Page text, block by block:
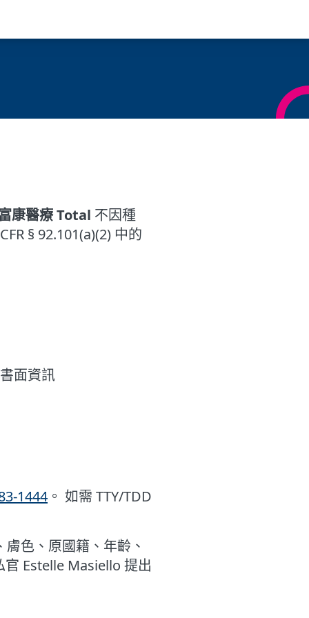
康醫療 Total 不因種
§ 92.101(a)(2) 中的
面資訊
1444 。 如需 TTY/TDD
色、原國籍、年齡、
Estelle Masiello 提出